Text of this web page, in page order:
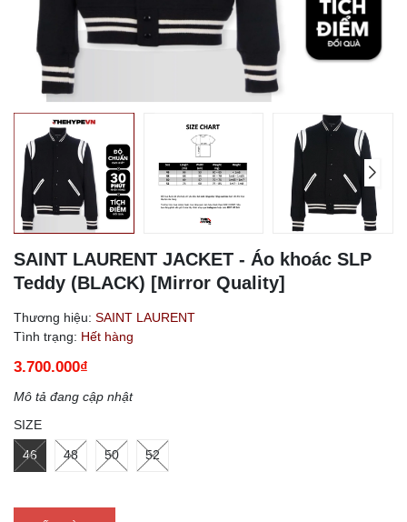
SAINT LAURENT JACKET - Áo khoác SLP
Teddy (BLACK) [Mirror Quality]
Thương hiệu: SAINT LAURENT
Tình trạng: Hết hàng
3.700.000₫
Mô tả đang cập nhật
SIZE
46 48 50 52